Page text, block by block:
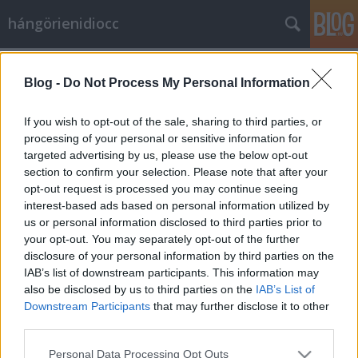
Blog - Do Not Process My Personal Information
If you wish to opt-out of the sale, sharing to third parties, or
processing of your personal or sensitive information for
targeted advertising by us, please use the below opt-out
section to confirm your selection. Please note that after your
opt-out request is processed you may continue seeing
interest-based ads based on personal information utilized by
us or personal information disclosed to third parties prior to
your opt-out. You may separately opt-out of the further
disclosure of your personal information by third parties on the
IAB’s list of downstream participants. This information may
also be disclosed by us to third parties on the IAB’s List of
Downstream Participants that may further disclose it to other
Please note that this website/app uses one or more Google
Personal Data Processing Opt Outs
hángörienidiocc
Üdvözlet a türelmeseknek
He-he-he. Ezt még tegnap írtam, csak elfelejtettem
élesíteni. Hál'istennek nem működik az "aki hülye,
haljon meg!" mondás, mert egyébként... Jó(?) hír,
holnaptól ismét élek. Ma még nem, mert pénteken, a
tavalyi fogadalmam ellenére, azért csak kimentem a
Szigetre…
Üdvözlet a pókok közül
Vérszegény éjszakai dúvad•2008. augusztus 12.